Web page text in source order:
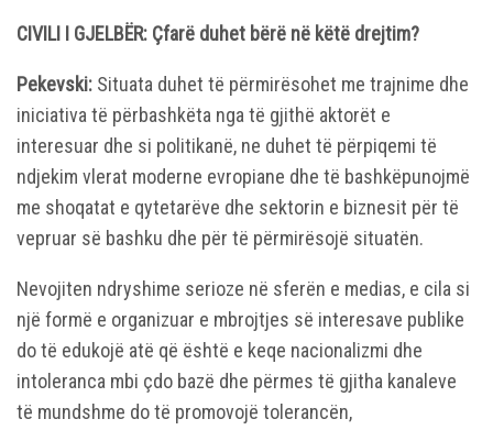
CIVILI I GJELBËR: Çfarë duhet bërë në këtë drejtim?
Pekevski: Situata duhet të përmirësohet me trajnime dhe
iniciativa të përbashkëta nga të gjithë aktorët e
interesuar dhe si politikanë, ne duhet të përpiqemi të
ndjekim vlerat moderne evropiane dhe të bashkëpunojmë
me shoqatat e qytetarëve dhe sektorin e biznesit për të
vepruar së bashku dhe për të përmirësojë situatën.
Nevojiten ndryshime serioze në sferën e medias, e cila si
një formë e organizuar e mbrojtjes së interesave publike
do të edukojë atë që është e keqe nacionalizmi dhe
intoleranca mbi çdo bazë dhe përmes të gjitha kanaleve
të mundshme do të promovojë tolerancën,